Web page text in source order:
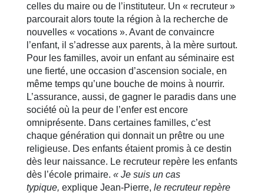
celles du maire ou de l’instituteur. Un « recruteur »
parcourait alors toute la région à la recherche de
nouvelles « vocations ». Avant de convaincre
l’enfant, il s’adresse aux parents, à la mère surtout.
Pour les familles, avoir un enfant au séminaire est
une fierté, une occasion d’ascension sociale, en
même temps qu’une bouche de moins à nourrir.
L’assurance, aussi, de gagner le paradis dans une
société où la peur de l’enfer est encore
omniprésente. Dans certaines familles, c’est
chaque génération qui donnait un prêtre ou une
religieuse. Des enfants étaient promis à ce destin
dès leur naissance. Le recruteur repère les enfants
dès l’école primaire. « Je suis un cas
typique, explique Jean-Pierre, le recruteur repère